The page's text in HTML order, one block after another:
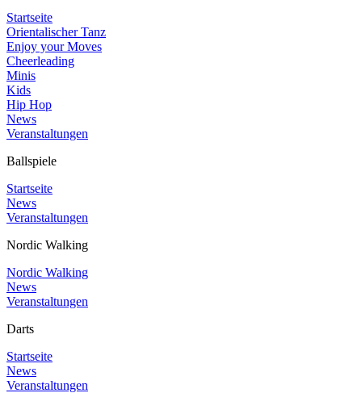
Startseite
Orientalischer Tanz
Enjoy your Moves
Cheerleading
Minis
Kids
Hip Hop
News
Veranstaltungen
Ballspiele
Startseite
News
Veranstaltungen
Nordic Walking
Nordic Walking
News
Veranstaltungen
Darts
Startseite
News
Veranstaltungen